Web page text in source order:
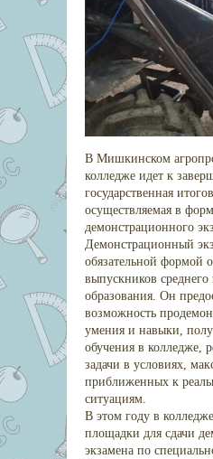
В Мишкинском
колледже идет к
государственная
осуществляемая в
демонстрационного
Демонстрационный
обязательной формой
выпускников
образования. Он
возможность
умения и навыки,
обучения в колледже,
задачи в условиях,
приближенных к
ситуациям.
В этом году в
площадки для сдачи
экзамена по